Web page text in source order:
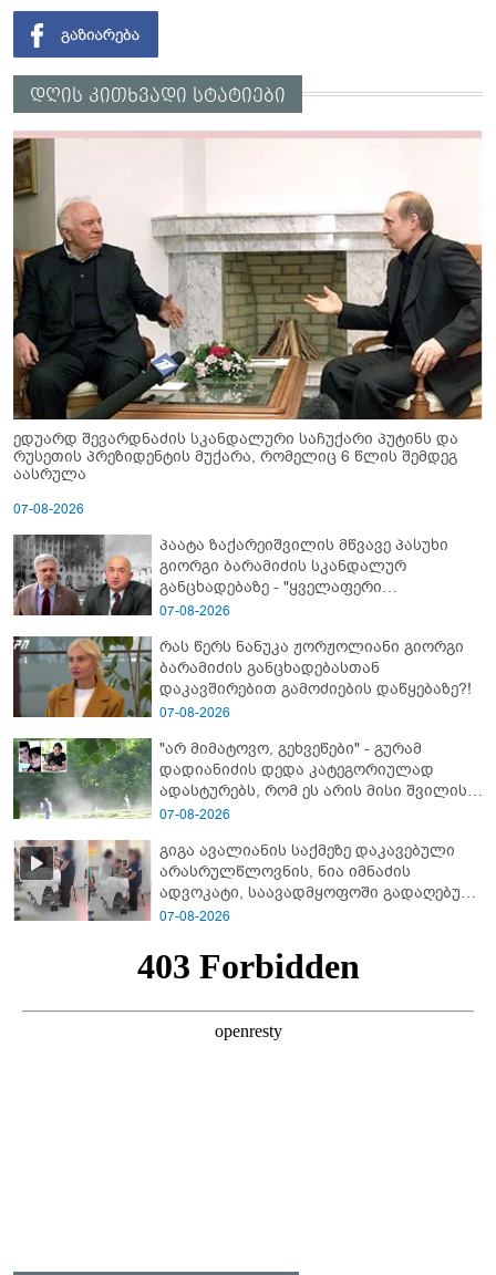
დღის კითხვადი სტატიები
ედუარდ შევარდნაძის სკანდალური საჩუქარი პუტინს და
რუსეთის პრეზიდენტის მუქარა, რომელიც 6 წლის შემდეგ
აასრულა
07-08-2026
პაატა ზაქარეიშვილის მწვავე პასუხი
გიორგი ბარამიძის სკანდალურ
განცხადებაზე - "ყველაფერი
დეტალურად ვიცი... კამანში მოკლული
ბარამიძე კი ტყუის"
07-08-2026
რას წერს ნანუკა ჟორჟოლიანი გიორგი
ბარამიძის განცხადებასთან
დაკავშირებით გამოძიების დაწყებაზე?!
07-08-2026
"არ მიმატოვო, გეხვეწები" - გუ­რა­მ
დადიანიძის დედა კა­ტე­გო­რი­უ­ლად
ადას­ტუ­რებს, რომ ეს არის მისი შვი­ლის
ხმა
07-08-2026
გიგა ავალიანის საქმეზე დაკავებული
არასრულწლოვნის, ნია იმნაძის
ადვოკატი, საავადმყოფოში გადაღებულ
კადრებს ავრცელებს
07-08-2026